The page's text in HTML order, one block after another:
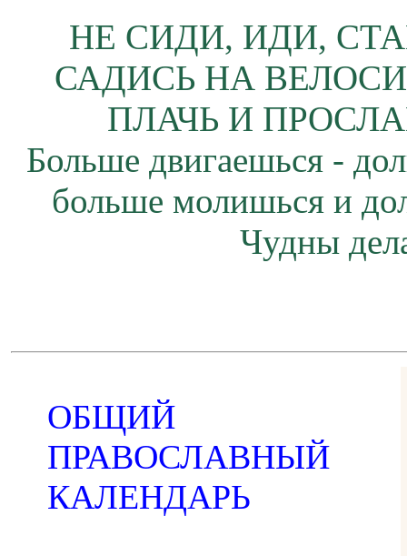
НЕ СИДИ, ИДИ,
САДИСЬ НА
ПЛАЧЬ И
Больше двигаешься -
больше молишься и
Чудны
ОБЩИЙ
ПРАВОСЛАВНЫЙ
КАЛЕНДАРЬ